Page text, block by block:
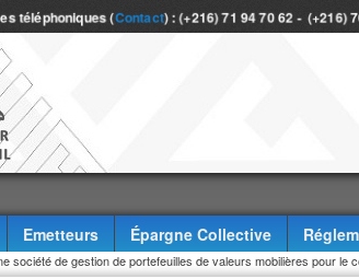
téléphoniques (Contact) : (+216) 71 94 70 62 - (+216)
Emetteurs Épargne Collective
société de gestion de portefeuilles de valeurs mobilières pour le